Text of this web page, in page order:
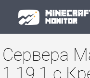
Сервера
1.19.1 c